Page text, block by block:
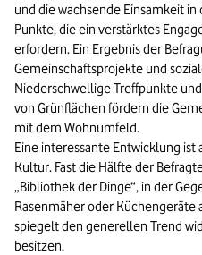
und die wachsende Einsamkeit
Punkte, die ein verstärktes
erfordern. Ein Ergebnis der
Gemeinschaftsprojekte und
Niederschwellige Treffpunkte
von Grünflächen fördern die
mit dem Wohnumfeld.
Eine interessante Entwicklung ist
Kultur. Fast die Hälfte der
„Bibliothek der Dinge“, in der
Rasenmäher oder Küchengeräte
spiegelt den generellen Trend
besitzen.